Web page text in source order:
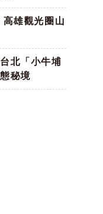
雄觀光圈山
北「小牛埔
秘境